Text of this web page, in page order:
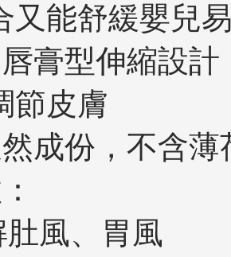
又能舒緩嬰兒
膏型伸縮設
節皮膚
成份，不含薄
肚風、胃風